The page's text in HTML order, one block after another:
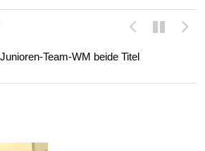
Team-WM beide Titel